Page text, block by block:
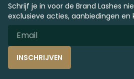
Schrijf je in voor de Brand Lashes
exclusieve acties, aanbiedingen en
INSCHRIJVEN